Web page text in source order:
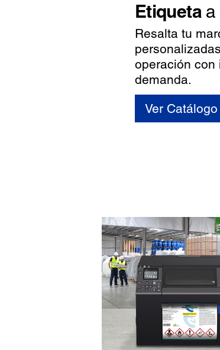
Etiqueta a
Resalta tu
operación con
demanda.
Ver Catálogo